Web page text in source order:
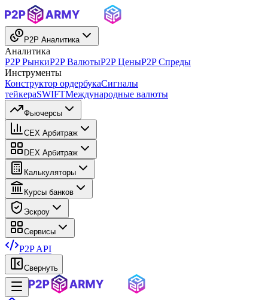
P2P Аналитика
Аналитика
P2P РынкиP2P ВалютыP2P ЦеныP2P Спреды
Инструменты
Конструктор ордербукаСигналы
тейкераSWIFTМеждународные валюты
Фьючерсы
CEX Арбитраж
DEX Арбитраж
Калькуляторы
Курсы банков
Эскроу
Сервисы
P2P API
Свернуть